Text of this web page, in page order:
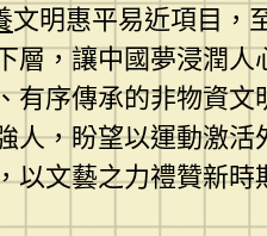
文明惠平易近項目，
層，讓中國夢浸潤人
序傳承的非物資
，盼望以運動激
以文藝之力禮贊新時